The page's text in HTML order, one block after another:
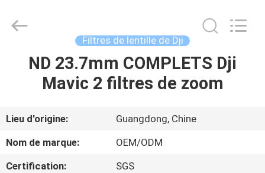
MAISON
AU
SUJET
Technology
Filtres de lentille de Dji
ND 23.7mm COMPLETS Dji
Mavic 2 filtres de zoom
Lieu d'origine:
Guangdong, Chine
Nom de marque:
OEM/ODM
Certification:
SGS